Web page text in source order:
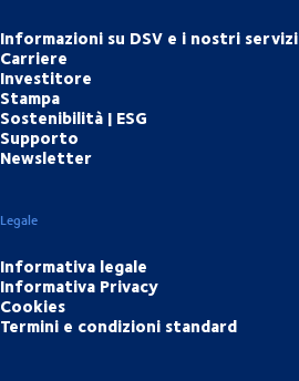
Informazioni su DSV e i nostri servizi
Carriere
Investitore
Stampa
Sostenibilità | ESG
Supporto
Newsletter
Legale
Informativa legale
Informativa Privacy
Cookies
Termini e condizioni standard